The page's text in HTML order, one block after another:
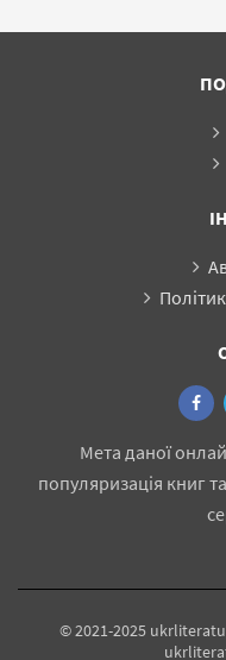
Мета даної
популяризація книг
© 2021-2025